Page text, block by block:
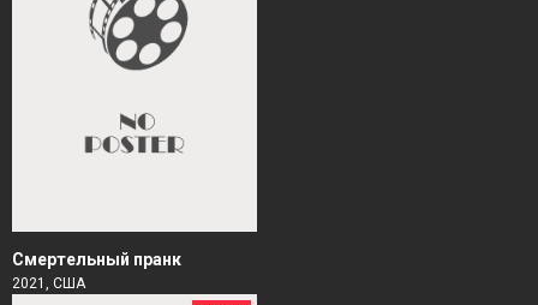
Смертельный пранк
2021, США